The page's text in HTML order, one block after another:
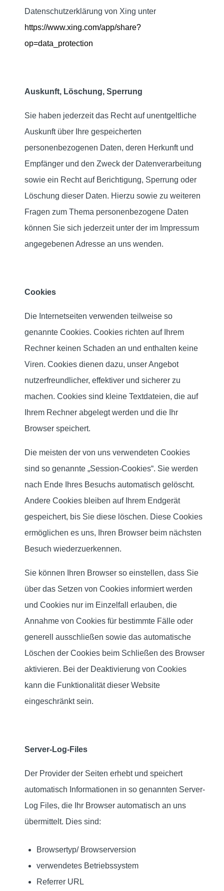
Datenschutzerklärung von Xing unter
https://www.xing.com/app/share?
op=data_protection
Auskunft, Löschung, Sperrung
Sie haben jederzeit das Recht auf unentgeltliche
Auskunft über Ihre gespeicherten
personenbezogenen Daten, deren Herkunft und
Empfänger und den Zweck der Datenverarbeitung
sowie ein Recht auf Berichtigung, Sperrung oder
Löschung dieser Daten. Hierzu sowie zu weiteren
Fragen zum Thema personenbezogene Daten
können Sie sich jederzeit unter der im Impressum
angegebenen Adresse an uns wenden.
Cookies
Die Internetseiten verwenden teilweise so
genannte Cookies. Cookies richten auf Ihrem
Rechner keinen Schaden an und enthalten keine
Viren. Cookies dienen dazu, unser Angebot
nutzerfreundlicher, effektiver und sicherer zu
machen. Cookies sind kleine Textdateien, die auf
Ihrem Rechner abgelegt werden und die Ihr
Browser speichert.
Die meisten der von uns verwendeten Cookies
sind so genannte „Session-Cookies“. Sie werden
nach Ende Ihres Besuchs automatisch gelöscht.
Andere Cookies bleiben auf Ihrem Endgerät
gespeichert, bis Sie diese löschen. Diese Cookies
ermöglichen es uns, Ihren Browser beim nächsten
Besuch wiederzuerkennen.
Sie können Ihren Browser so einstellen, dass Sie
über das Setzen von Cookies informiert werden
und Cookies nur im Einzelfall erlauben, die
Annahme von Cookies für bestimmte Fälle oder
generell ausschließen sowie das automatische
Löschen der Cookies beim Schließen des Browser
aktivieren. Bei der Deaktivierung von Cookies
kann die Funktionalität dieser Website
eingeschränkt sein.
Server-Log-Files
Der Provider der Seiten erhebt und speichert
automatisch Informationen in so genannten Server-
Log Files, die Ihr Browser automatisch an uns
übermittelt. Dies sind:
Browsertyp/ Browserversion
verwendetes Betriebssystem
Referrer URL